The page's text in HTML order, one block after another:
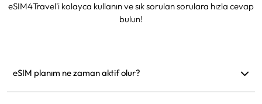
eSIM4Travel'i kolayca kullanın ve sık sorulan sorulara hızla cevap
bulun!
eSIM planım ne zaman aktif olur?